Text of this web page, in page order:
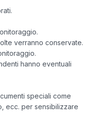
verranno conservate.
hanno eventuali
speciali come
ecc. per sensibilizzare